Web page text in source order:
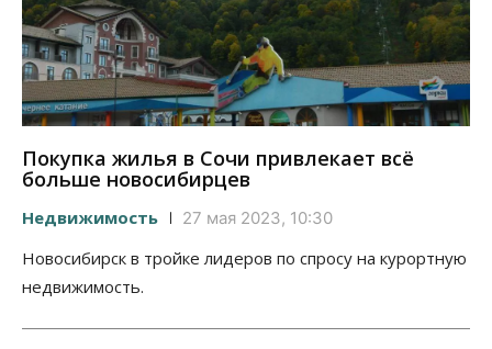
Покупка жилья в Сочи привлекает всё
больше новосибирцев
Недвижимость 27 мая 2023, 10:30
Новосибирск в тройке лидеров по спросу на курортную
недвижимость.